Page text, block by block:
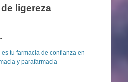
ligereza
tu farmacia de confianza en
y parafarmacia